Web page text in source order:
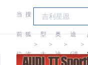
当
前
位
搜
狐
汽
＞
车
型
大
＞
奥
迪
＞
迪
(进
＞